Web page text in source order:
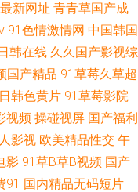
六月天成人导航 avav制服
麻豆福利导航 91国产小视
欧美一区免费 五月香福利
97人人做爱的 日韩无码下
新网址 青青草国产成
91色情激情网 中国韩国
韩在线 久久国产影视综
国产精品 91草莓久草超
韩色黄片 91草莓影院
视频 操碰视屏 国产福利
影视 欧美精品性交 午
影 91草B草B视频 国产
91 国内精品无码短片